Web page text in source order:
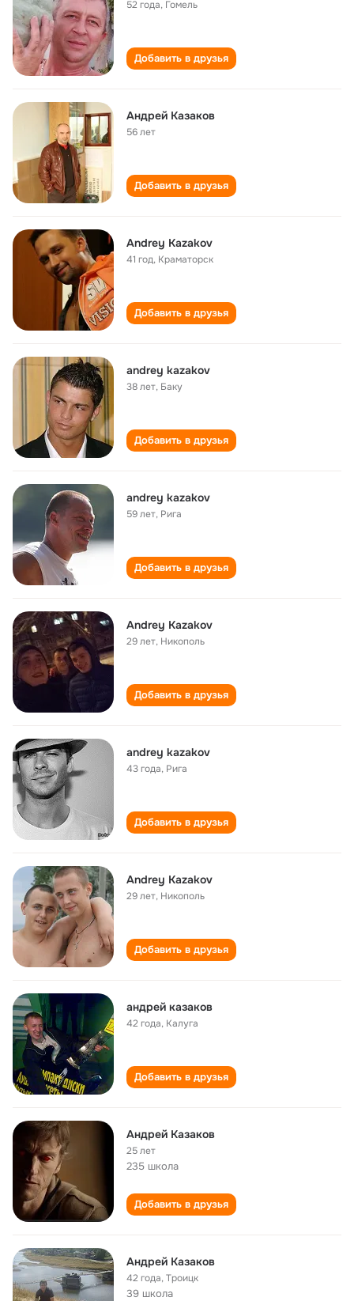
52 года, Гомель
Добавить в друзья
Андрей Казаков
56 лет
Добавить в друзья
Andrey Kazakov
41 год, Краматорск
Добавить в друзья
andrey kazakov
38 лет, Баку
Добавить в друзья
andrey kazakov
59 лет, Рига
Добавить в друзья
Andrey Kazakov
29 лет, Никополь
Добавить в друзья
andrey kazakov
43 года, Рига
Добавить в друзья
Andrey Kazakov
29 лет, Никополь
Добавить в друзья
андрей казаков
42 года, Калуга
Добавить в друзья
Андрей Казаков
25 лет
235 школа
Добавить в друзья
Андрей Казаков
42 года,Троицк
39 школа